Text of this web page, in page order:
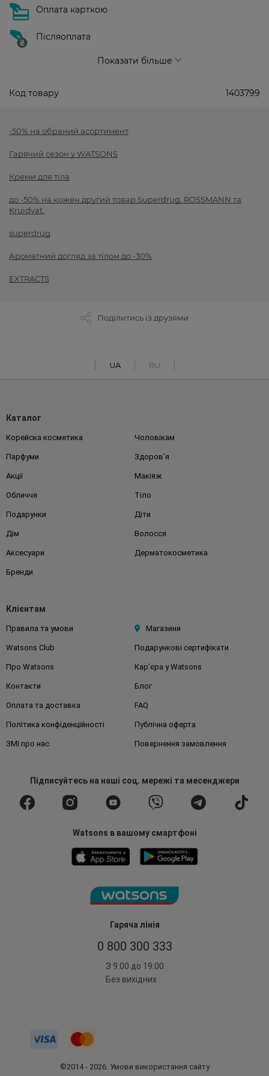
Оплата карткою
Післяоплата
Показати більше
Код товару 1403799
-50% на обраний асортимент
Гарячий сезон у WATSONS
Креми для тіла
до -50% на кожен другий товар Superdrug, ROSSMANN та
Kruidvat.
superdrug
Ароматний догляд за тілом до -30%
EXTRACTS
Поділитись із друзями
UA RU
Гаряча лінія
0 800 300 333
З 9:00 до 19:00
Без вихідних
Каталог
Корейска косметика Чоловікам
Парфуми Здоров'я
Акції Макіяж
Обличчя Тіло
Подарунки Діти
Дім Волосся
Аксесуари Дерматокосметика
Бренди
Клієнтам
Правила та умови Магазини
Watsons Club Подарункові сертифікати
Про Watsons Кар'єра у Watsons
Контакти Блог
Оплата та доставка FAQ
Політика конфіденційності Публічна оферта
ЗМІ про нас Повернення замовлення
Підписуйтесьна наші соц. мережі та месенджери
Watsons в вашому смартфоні
©2014 - 2026. Умови використання сайту